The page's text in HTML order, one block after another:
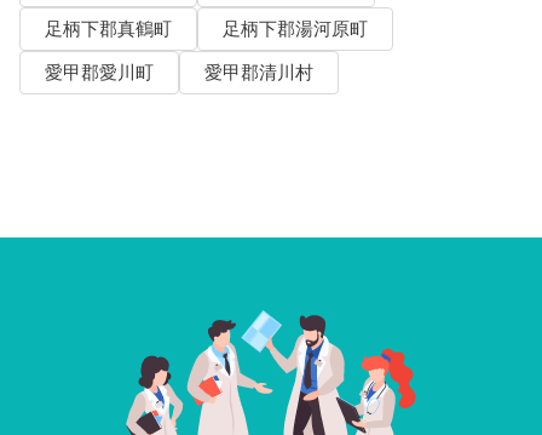
足柄下郡真鶴町
足柄下郡湯河原町
愛甲郡愛川町
愛甲郡清川村